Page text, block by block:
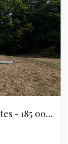
Maison 6 Pièces À Vendre À Cellettes - 185 000 €